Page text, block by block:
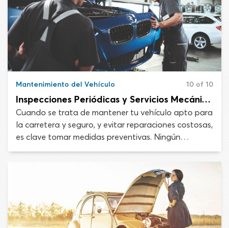
seguridad de la mayoría de los vehículos modernos
no significan nada sin una buena tracción y una
fuerte conexión con la carretera.
Mantenimiento del Vehículo 10 of 10
Inspecciones Periódicas y Servicios Mecánicos
Cuando se trata de mantener tu vehículo apto para
la carretera y seguro, y evitar reparaciones costosas,
es clave tomar medidas preventivas. Ningún
automóvil dura para siempre, pero con pequeñas
de tu auto al máximo. Los frenos, las llantas y otros
sistemas esenciales no deben fallar de forma
inesperada si sigues un programa de mantenimiento
y haces que un mecánico revise el auto en intervalos
regulares.